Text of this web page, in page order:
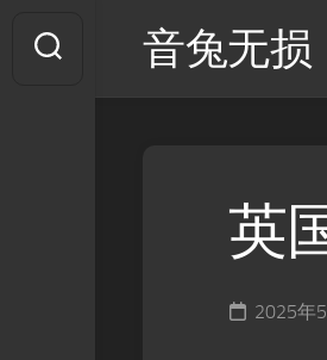
content
音兔无损
英
2025年